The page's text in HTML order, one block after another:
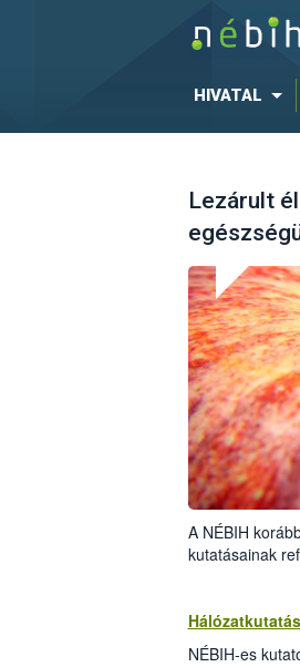
HIVATAL
Lezárult
A NÉBIH
kutatásainak
NÉBIH-es